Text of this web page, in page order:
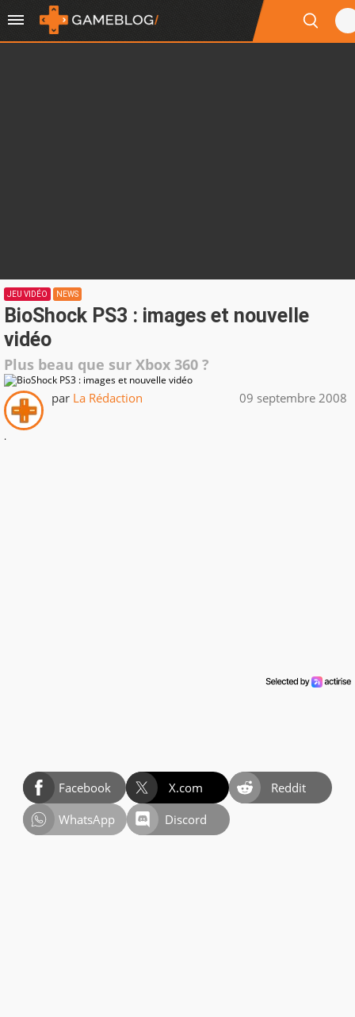
JEU VIDÉO NEWS
BioShock PS3 : images et nouvelle
vidéo
Plus beau que sur Xbox 360 ?
par La Rédaction 09 septembre 2008
.
Facebook X.com
Reddit
WhatsApp
Discord